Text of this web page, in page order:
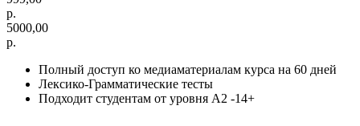
р.
5000,00
р.
Полный доступ ко медиаматериалам курса на 60 дней
Лексико-Грамматические тесты
Подходит студентам от уровня A2 -14+